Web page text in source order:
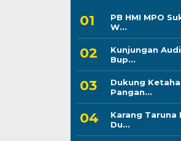
PB HMI MPO
W...
Kunjungan
Bup...
Dukung
Pangan...
Karang Taruna
Du...